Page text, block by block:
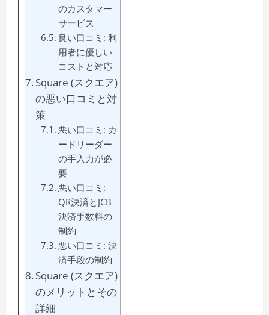
のカスタマー
サービス
良い口コミ: 利
用者に優しい
コストと対応
Square (スクエア)
の悪い口コミと対
策
悪い口コミ: カ
ードリーダー
の手入力が必
要
悪い口コミ:
QR決済とJCB
決済手数料の
制約
悪い口コミ: 決
済手段の制約
Square (スクエア)
のメリットとその
詳細